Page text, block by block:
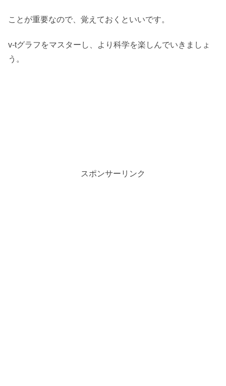
ことが重要なので、覚えておくといいです。
v-tグラフをマスターし、より科学を楽しんでいきましょ
う。
スポンサーリンク